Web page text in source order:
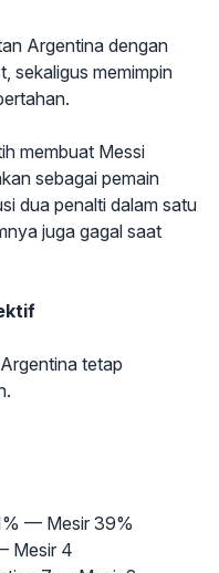
Argentina dengan
sekaligus memimpin
membuat Messi
sebagai pemain
dua penalti dalam satu
juga gagal saat
tetap
— Mesir 39%
Mesir 4